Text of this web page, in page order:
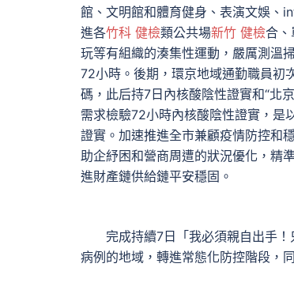
館、文明館和體育健身、表演文娛、
進各竹科 健檢類公共場新竹 健檢合、
玩等有組織的湊集性運動，嚴厲測溫
72小時。後期，環京地域通勤職員初
碼，此后持7日內核酸陰性證實和“北
需求檢驗72小時內核酸陰性證實，是
證實。加速推進全市兼顧疫情防控和
助企紓困和營商周遭的狀況優化，精
進財產鏈供給鏈平安穩固。
完成持續7日「我必須親自出手！
病例的地域，轉進常態化防控階段，